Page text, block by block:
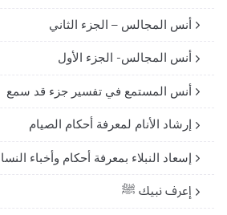
أنس المجالس – الجزء الثاني
أنس المجالس- الجزء الأول
أنس المستمع في تفسير جزء قد سمع
إرشاد الأنام لمعرفة أحكام الصيام
إسعاد النبلاء بمعرفة أحكام وأخباء
إعرف نبيك ﷺ